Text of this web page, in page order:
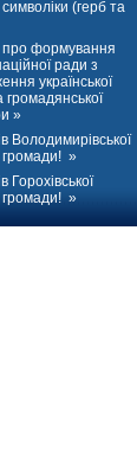
(герб та
формування
ради з
української
громадянської
»
Володимирівської
громади! »
Горохівської
громади! »